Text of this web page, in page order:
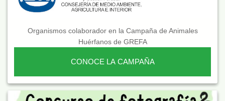
Organismos colaborador en la Campaña de Animales
Huérfanos de GREFA
CONOCE LA CAMPAÑA